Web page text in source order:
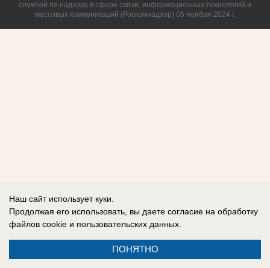
службой по надзору в сфере связи, информационных технологий и
массовых коммуникаций (Роскомнадзор) 05 ноября 2024 г.
Наш сайт использует куки.
Продолжая его использовать, вы даете согласие на обработку
файлов cookie и пользовательских данных.
ПОНЯТНО